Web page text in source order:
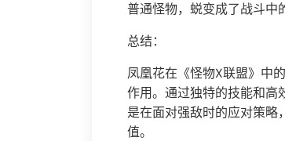
普通怪物，蜕变成了战斗中
总结：
凤凰花在《怪物X联盟》中
作用。通过独特的技能和高
是在面对强敌时的应对策略
值。